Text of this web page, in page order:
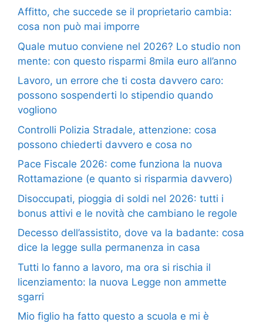
Affitto, che succede se il proprietario cambia:
cosa non può mai imporre
Quale mutuo conviene nel 2026? Lo studio non
mente: con questo risparmi 8mila euro all’anno
Lavoro, un errore che ti costa davvero caro:
possono sospenderti lo stipendio quando
vogliono
Controlli Polizia Stradale, attenzione: cosa
possono chiederti davvero e cosa no
Pace Fiscale 2026: come funziona la nuova
Rottamazione (e quanto si risparmia davvero)
Disoccupati, pioggia di soldi nel 2026: tutti i
bonus attivi e le novità che cambiano le regole
Decesso dell’assistito, dove va la badante: cosa
dice la legge sulla permanenza in casa
Tutti lo fanno a lavoro, ma ora si rischia il
licenziamento: la nuova Legge non ammette
sgarri
Mio figlio ha fatto questo a scuola e mi è